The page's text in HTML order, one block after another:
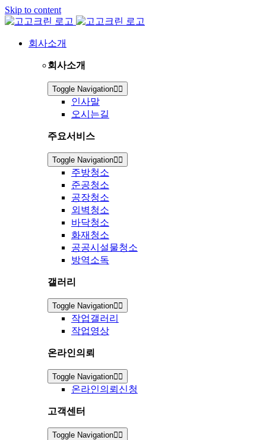
Skip to content
회사소개
회사소개
Toggle Navigation
인사말
오시는길
주요서비스
Toggle Navigation
주방청소
준공청소
공장청소
외벽청소
바닥청소
화재청소
공공시설물청소
방역소독
갤러리
Toggle Navigation
작업갤러리
작업영상
온라인의뢰
Toggle Navigation
온라인의뢰신청
고객센터
Toggle Navigation